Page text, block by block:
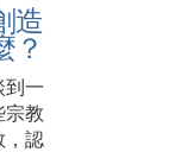
造
？
到一
宗教
，認